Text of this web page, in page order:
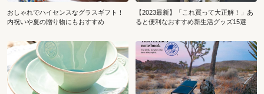
おしゃれでハイセンスなグラスギフト！
内祝いや夏の贈り物にもおすすめ
【2023最新】「これ買って大正解！」あ
ると便利なおすすめ新生活グッズ15選